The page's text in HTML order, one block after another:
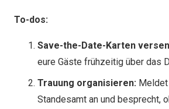
To-dos:
Save-the-Date-Karten
eure Gäste frühzeitig über das
Trauung organisieren:
Standesamt an und besprecht,